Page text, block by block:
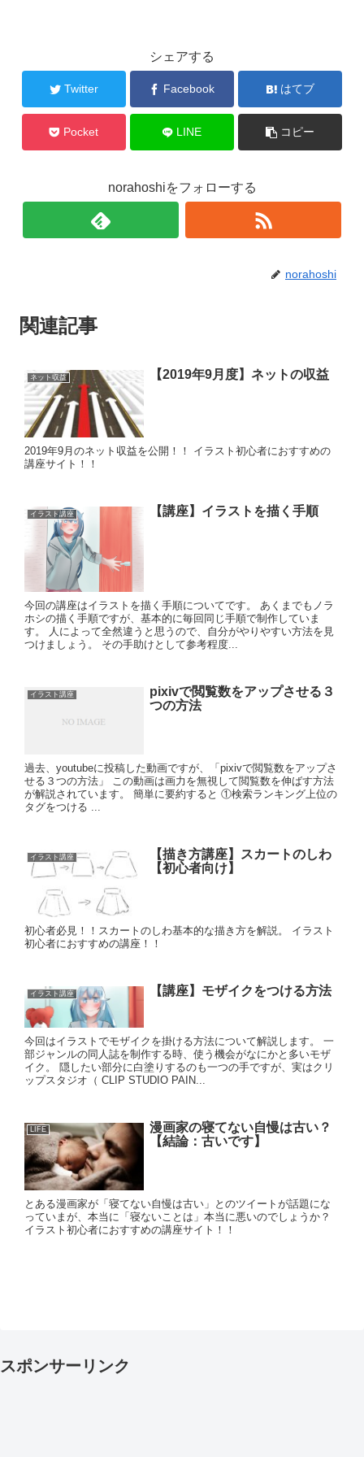
シェアする
Twitter Facebook はてブ
Pocket LINE コピー
norahoshiをフォローする
norahoshi
関連記事
ネット収益 【2019年9月度】ネットの収益
2019年9月のネット収益を公開！！ イラスト初心者におすすめの
講座サイト！！
イラスト講座 【講座】イラストを描く手順
今回の講座はイラストを描く手順についてです。 あくまでもノラ
ホシの描く手順ですが、基本的に毎回同じ手順で制作していま
す。 人によって全然違うと思うので、自分がやりやすい方法を見
つけましょう。 その手助けとして参考程度...
イラスト講座
pixivで閲覧数をアップさせる３
つの方法
過去、youtubeに投稿した動画ですが、「pixivで閲覧数をアップさ
せる３つの方法」 この動画は画力を無視して閲覧数を伸ばす方法
が解説されています。 簡単に要約すると ①検索ランキング上位の
タグをつける ...
イラスト講座
【描き方講座】スカートのしわ
【初心者向け】
初心者必見！！スカートのしわ基本的な描き方を解説。 イラスト
初心者におすすめの講座！！
イラスト講座 【講座】モザイクをつける方法
今回はイラストでモザイクを掛ける方法について解説します。 一
部ジャンルの同人誌を制作する時、使う機会がなにかと多いモザ
イク。 隠したい部分に白塗りするのも一つの手ですが、実はクリ
ップスタジオ（ CLIP STUDIO PAIN...
LIFE
漫画家の寝てない自慢は古い？
【結論：古いです】
とある漫画家が「寝てない自慢は古い」とのツイートが話題にな
っていまが、本当に「寝ないことは」本当に悪いのでしょうか？
イラスト初心者におすすめの講座サイト！！
スポンサーリンク